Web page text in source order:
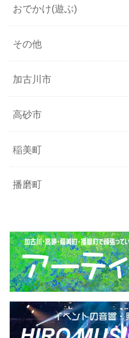
おでかけ(遊ぶ)
その他
加古川市
高砂市
稲美町
播磨町